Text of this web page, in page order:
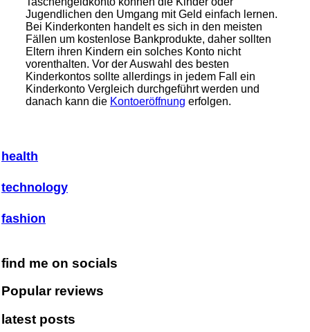
Jugendlichen den Umgang mit Geld einfach lernen.
Bei Kinderkonten handelt es sich in den meisten
Fällen um kostenlose Bankprodukte, daher sollten
Eltern ihren Kindern ein solches Konto nicht
vorenthalten. Vor der Auswahl des besten
Kinderkontos sollte allerdings in jedem Fall ein
Kinderkonto Vergleich durchgeführt werden und
danach kann die Kontoeröffnung erfolgen.
health
technology
fashion
find me on socials
Popular reviews
latest posts